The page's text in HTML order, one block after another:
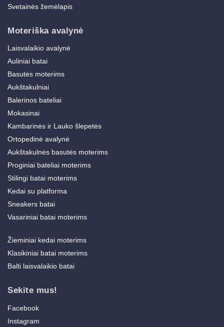
Svetainės žemėlapis
Moteriška avalynė
Laisvalaikio avalynė
Auliniai batai
Basutės moterims
Aukštakulniai
Balerinos bateliai
Mokasinai
Kambarinės ir Lauko šlepetės
Ortopedinė avalynė
Aukštakulnės basutės moterims
Proginiai bateliai moterims
Stilingi batai moterims
Kedai su platforma
Sneakers batai
Vasariniai batai moterims
Žieminiai kedai moterims
Klasikiniai batai moterims
Balti laisvalaikio batai
Sekite mus!
Facebook
Instagram